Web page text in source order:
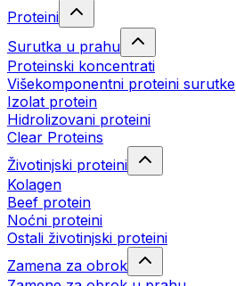
Proteini
Surutka u prahu
Proteinski koncentrati
Višekomponentni proteini surutke
Izolat protein
Hidrolizovani proteini
Clear Proteins
Životinjski proteini
Kolagen
Beef protein
Noćni proteini
Ostali životinjski proteini
Zamena za obrok